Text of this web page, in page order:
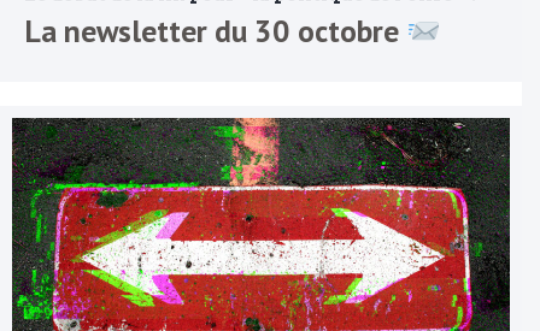
La newsletter du 30 octobre